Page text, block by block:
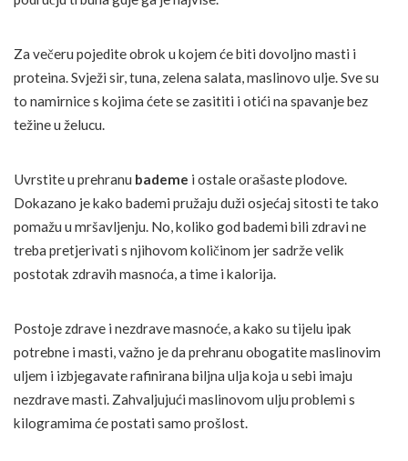
Za večeru pojedite obrok u kojem će biti dovoljno masti i
proteina. Svježi sir, tuna, zelena salata, maslinovo ulje. Sve su
to namirnice s kojima ćete se zasititi i otići na spavanje bez
težine u želucu.
Uvrstite u prehranu bademe i ostale orašaste plodove.
Dokazano je kako bademi pružaju duži osjećaj sitosti te tako
pomažu u mršavljenju. No, koliko god bademi bili zdravi ne
treba pretjerivati s njihovom količinom jer sadrže velik
postotak zdravih masnoća, a time i kalorija.
Postoje zdrave i nezdrave masnoće, a kako su tijelu ipak
potrebne i masti, važno je da prehranu obogatite maslinovim
uljem i izbjegavate rafinirana biljna ulja koja u sebi imaju
nezdrave masti. Zahvaljujući maslinovom ulju problemi s
kilogramima će postati samo prošlost.